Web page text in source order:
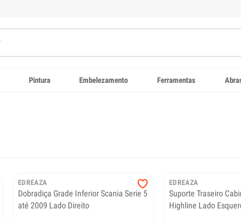
Pintura Embelezamento Ferramentas
EDREAZA
Dobradiça Grade Inferior Scania Serie 5
até 2009 Lado Direito
EDREAZA
Suporte Traseiro
Highline Lado